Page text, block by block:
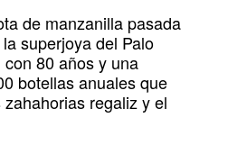
de manzanilla pasada
superjoya del Palo
80 años y una
botellas anuales que
regaliz y el